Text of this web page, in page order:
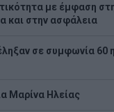
με έμφαση
και στην ασφάλεια
σε συμφωνία 60
Μαρίνα Ηλείας